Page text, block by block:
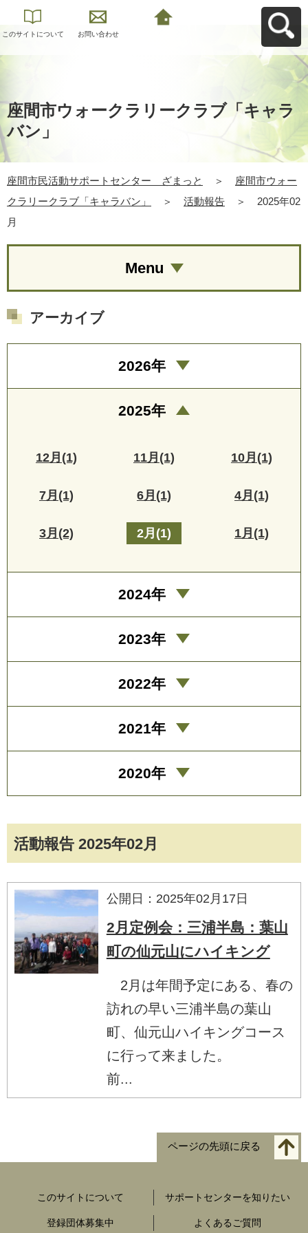
このサイトについて お問い合わせ
座間市ウォークラリークラブ「キャラ
バン」
座間市民活動サポートセンター ざまっと ＞
座間市ウォー
クラリークラブ「キャラバン」
＞ 活動報告 ＞
2025年02
月
活動報告 2025年02月
公開日：2025年02月17日
2月定例会：三浦半島：葉山
町の仙元山にハイキング
2月は年間予定にある、春の
訪れの早い三浦半島の葉山
町、仙元山ハイキングコース
に行って来ました。
前...
Menu
アーカイブ
2026年
2025年
12月(1) 11月(1) 10月(1)
7月(1) 6月(1) 4月(1)
3月(2) 2月(1) 1月(1)
2024年
2023年
2022年
2021年
2020年
ページの先頭に戻る
このサイトについて サポートセンターを知りたい
登録団体募集中 よくあるご質問